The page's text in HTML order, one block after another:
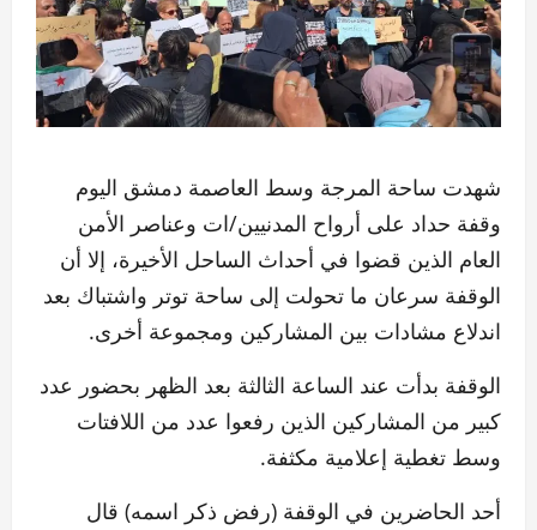
شهدت ساحة المرجة وسط العاصمة دمشق اليوم
وقفة حداد على أرواح المدنيين/ات وعناصر الأمن
العام الذين قضوا في أحداث الساحل الأخيرة، إلا أن
الوقفة سرعان ما تحولت إلى ساحة توتر واشتباك بعد
اندلاع مشادات بين المشاركين ومجموعة أخرى.
الوقفة بدأت عند الساعة الثالثة بعد الظهر بحضور عدد
كبير من المشاركين الذين رفعوا عدد من اللافتات
وسط تغطية إعلامية مكثفة.
أحد الحاضرين في الوقفة (رفض ذكر اسمه) قال